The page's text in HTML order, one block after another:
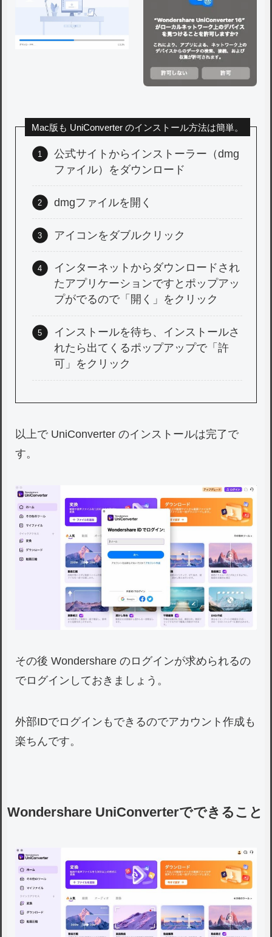
Mac版も UniConverter のインストール方法は簡単。
公式サイトからインストーラー（dmg
ファイル）をダウンロード
dmgファイルを開く
アイコンをダブルクリック
インターネットからダウンロードされ
たアプリケーションですとポップアッ
プがでるので「開く」をクリック
インストールを待ち、インストールさ
れたら出てくるポップアップで「許
可」をクリック
以上で UniConverter のインストールは完了で
す。
その後 Wondershare のログインが求められるの
でログインしておきましょう。
外部IDでログインもできるのでアカウント作成も
楽ちんです。
Wondershare UniConverterでできること